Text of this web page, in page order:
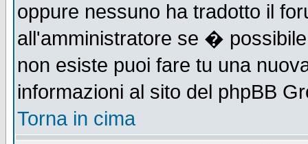
oppure nessuno ha tradotto il
all'amministratore se �
non esiste puoi fare tu una
informazioni al sito del phpBB
Torna in cima